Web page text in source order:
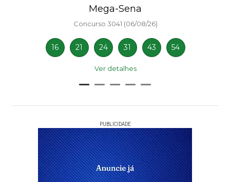
Mega-Sena
Concurso 3041 (06/08/26)
16 21 24 31 43 54
Ver detalhes
PUBLICIDADE